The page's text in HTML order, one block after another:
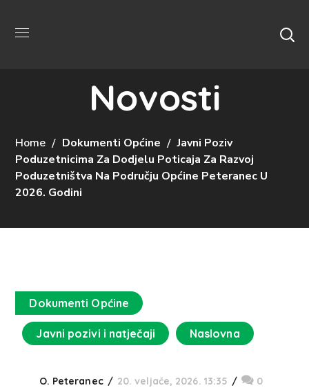
Novosti
Home Dokumenti Općine
Javni Poziv
Poduzetnicima Za Dodjelu Poticaja Za Razvoj
Poduzetništva Na Području Općine Peteranec U
2026. Godini
Dokumenti Općine
Javni pozivi i natječaji Naslovna
O. Peteranec 20. veljače, 2026. 13:35 0